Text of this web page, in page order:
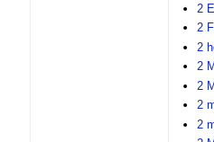
2
2
2
2
2
2
2